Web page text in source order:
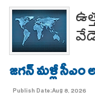
జగన్ మళ్లీ
Publish Date:Aug 8, 2026